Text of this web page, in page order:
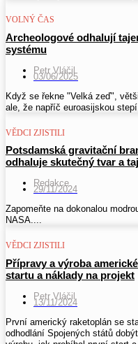
VOLNÝ ČAS
Archeologové odhalují
systému
Petr Vláčil
03/06/2025
Když se řekne "Velká zeď",
ale, že napříč euroasijskou
VĚDCI ZJISTILI
Potsdamská gravitační
odhaluje skutečný tvar a
Redakce
29/11/2024
Zapomeňte na dokonalou
NASA....
VĚDCI ZJISTILI
Přípravy a výroba
startu a náklady na projekt
Petr Vláčil
13/11/2024
První americký raketoplán se
odhodlání Spojených států